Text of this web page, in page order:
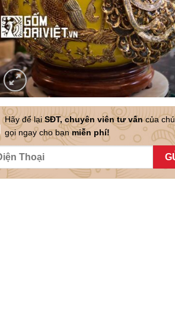
Hãy để lạiSĐT, chuyên viên tư vấncủa
gọi ngay cho bạnmiễn phí!